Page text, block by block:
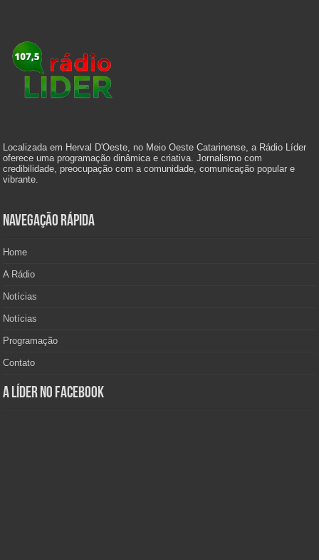
Localizada em Herval D'Oeste, no Meio Oeste Catarinense, a Rádio Líder
oferece uma programação dinâmica e criativa. Jornalismo com
credibilidade, preocupação com a comunidade, comunicação popular e
vibrante.
Navegação Rápida
Home
A Rádio
Notícias
Notícias
Programação
Contato
A Líder no Facebook